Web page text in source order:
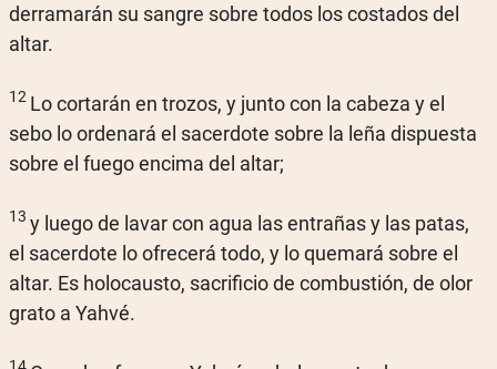
derramarán su sangre sobre todos los costados del
altar.
12 Lo cortarán en trozos, y junto con la cabeza y el
sebo lo ordenará el sacerdote sobre la leña dispuesta
sobre el fuego encima del altar;
13 y luego de lavar con agua las entrañas y las patas,
el sacerdote lo ofrecerá todo, y lo quemará sobre el
altar. Es holocausto, sacrificio de combustión, de olor
grato a Yahvé.